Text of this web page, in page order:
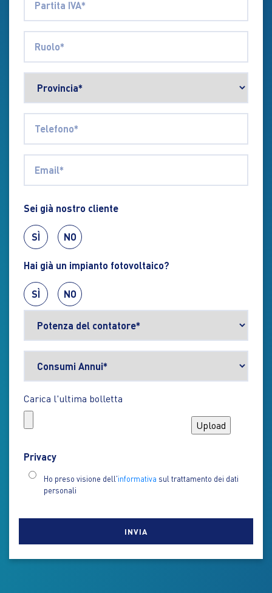
Sei già nostro cliente
SÌ NO
Hai già un impianto fotovoltaico?
SÌ NO
Carica l'ultima bolletta
Privacy
Ho preso visione dell'informativa sul trattamento dei dati
personali